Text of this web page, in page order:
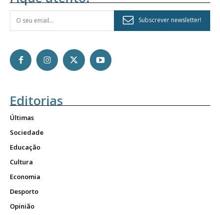
Subscrever newsletter!
Editorias
Últimas
Sociedade
Educação
Cultura
Economia
Desporto
Opinião